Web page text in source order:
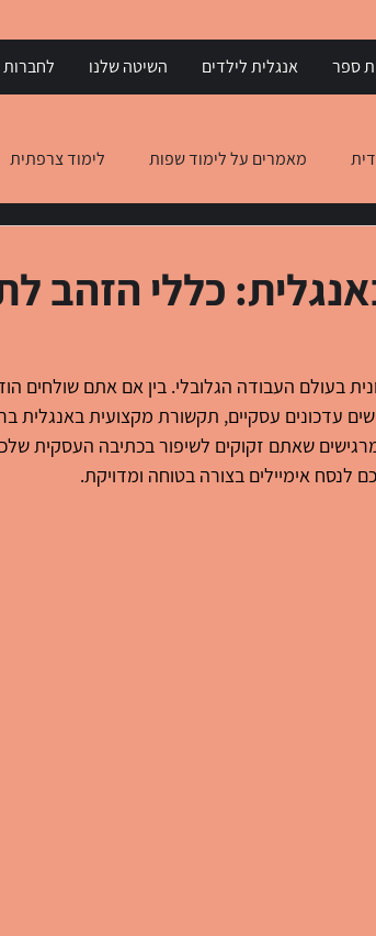
ספר אנגלית לילדים השיטה שלנו לחברות
מאמרים על לימוד שפות לימוד צרפתית
הנקרא באנגלית
כללי הזהב
בעולם העבודה הגלובלי. בין אם אתם שולחים
עדכונים עסקיים, תקשורת מקצועית באנגלית
שאתם זקוקים לשיפור בכתיבה העסקית
לנסח אימיילים בצורה בטוחה ומדויקת.